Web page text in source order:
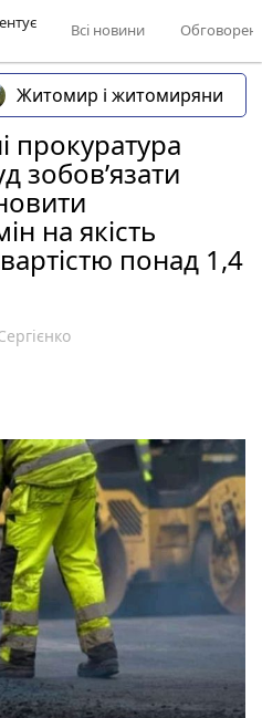
Всі новини
Житомир і житомиряни
зобов’язати
на якість
понад 1,4